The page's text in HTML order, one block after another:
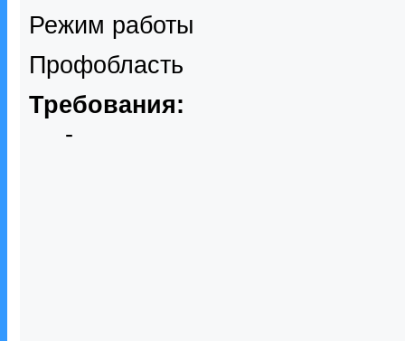
Режим работы
Профобласть
Требования:
-